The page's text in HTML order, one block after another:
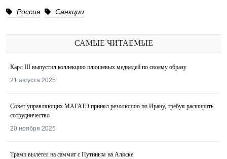
Россия Санкции
САМЫЕ ЧИТАЕМЫЕ
Карл III выпустил коллекцию плюшевых медведей по своему образу
21 августа 2025
Совет управляющих МАГАТЭ принял резолюцию по Ирану, требуя расширить
сотрудничество
20 ноября 2025
Трамп вылетел на саммит с Путиным на Аляске